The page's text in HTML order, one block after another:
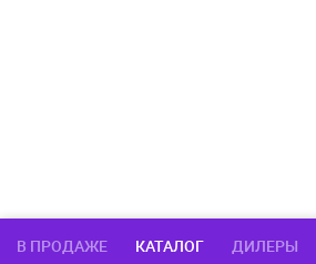
В ПРОДАЖЕ КАТАЛОГ ДИЛЕРЫ